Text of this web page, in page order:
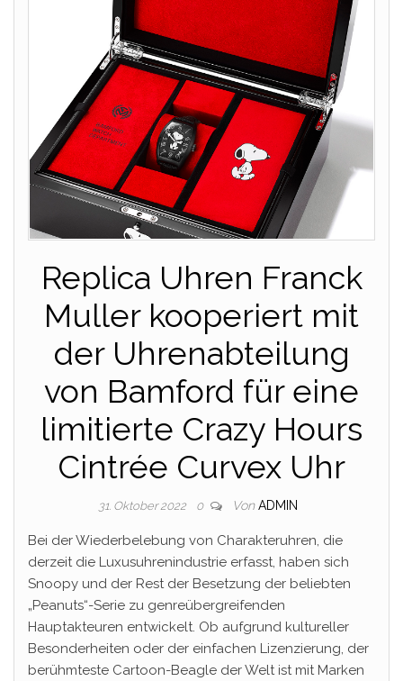
Replica Uhren Franck
Muller kooperiert mit
der Uhrenabteilung
von Bamford für eine
limitierte Crazy Hours
Cintrée Curvex Uhr
31. Oktober 2022 0 Von ADMIN
Bei der Wiederbelebung von Charakteruhren, die
derzeit die Luxusuhrenindustrie erfasst, haben sich
Snoopy und der Rest der Besetzung der beliebten
„Peanuts“-Serie zu genreübergreifenden
Hauptakteuren entwickelt. Ob aufgrund kultureller
Besonderheiten oder der einfachen Lizenzierung, der
berühmteste Cartoon-Beagle der Welt ist mit Marken